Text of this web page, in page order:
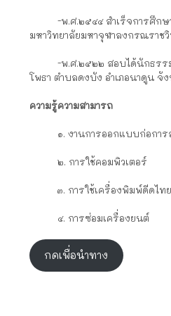
-พ.ศ.๒๕๔๔ สำเร็จการศึกษ
มหาวิทยาลัยมหาจุฬาลงกรณราช
-พ.ศ.๒๕๒๒ สอบได้นักธรรม
โพธา ตำบลดงบัง อำเภอนาดูน จั
ความรู้ความสามารถ
๑. งานการออกแบบก่อการส
๒. การใช้คอมพิวเตอร์
๓. การใช้เครื่องพิมพ์ดีดไท
๔. การซ่อมเครื่องยนต์
กดเพื่อนำทาง